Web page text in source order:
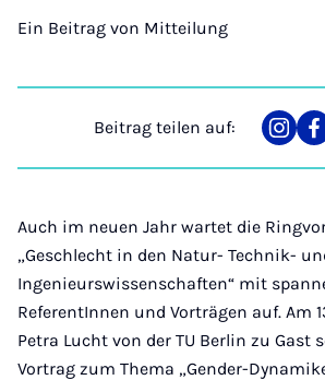
Ein Beitrag von Mitteilung
Beitrag teilen auf:
Teilen
auf
Auch im neuen Jahr wartet die
„Geschlecht in den Natur- Technik-
Ingenieurswissenschaften“ mit
ReferentInnen und Vorträgen auf. Am
Petra Lucht von der TU Berlin zu Gast
Vortrag zum Thema „Gender-